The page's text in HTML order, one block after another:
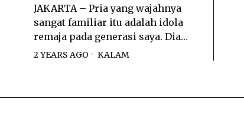
JAKARTA – Pria yang wajahnya
sangat familiar itu adalah idola
remaja pada generasi saya. Dia…
2 YEARS AGO KALAM